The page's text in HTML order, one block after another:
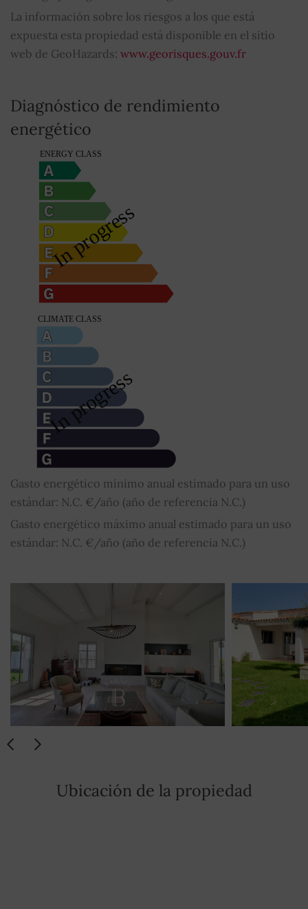
La información sobre los riesgos a los que está
expuesta esta propiedad está disponible en el sitio
web de GeoHazards: www.georisques.gouv.fr
Diagnóstico de rendimiento
energético
Gasto energético mínimo anual estimado para un uso
estándar: N.C. €/año (año de referencia N.C.)
Gasto energético máximo anual estimado para un uso
estándar: N.C. €/año (año de referencia N.C.)
Ubicación de la propiedad